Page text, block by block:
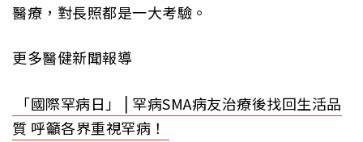
醫療，對長照都是一大考驗。
更多醫健新聞報導
「國際罕病日」⎪罕病SMA病友治療後找回生活品
質 呼籲各界重視罕病！